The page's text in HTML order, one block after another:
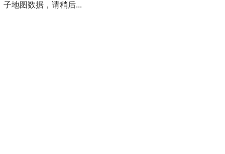
子地图数据，请稍后...